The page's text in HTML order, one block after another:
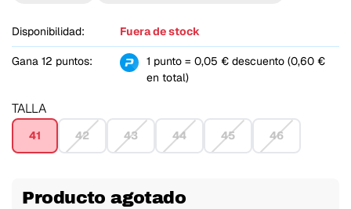
Disponibilidad: Fuera de stock
Gana 12 puntos:
1 punto = 0,05 € descuento (0,60 €
en total)
TALLA
41 42 43 44 45 46
Producto agotado